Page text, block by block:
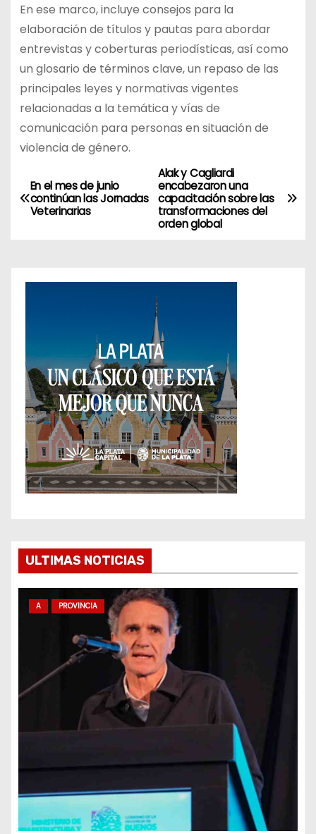
En ese marco, incluye consejos para la
elaboración de títulos y pautas para abordar
entrevistas y coberturas periodísticas, así como
un glosario de términos clave, un repaso de las
principales leyes y normativas vigentes
relacionadas a la temática y vías de
comunicación para personas en situación de
violencia de género.
N
a
c
ó
n
d
n
t
d
Alak y Cagliardi
encabezaron una
capacitación sobre las
transformaciones del
orden global
En el mes de junio
continúan las Jornadas
Veterinarias
ULTIMAS NOTICIAS
A PROVINCIA